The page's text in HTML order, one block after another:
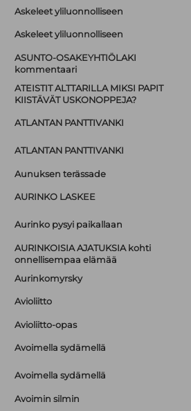
Askeleet yliluonnolliseen
Askeleet yliluonnolliseen
ASUNTO-OSAKEYHTIÖLAKI
kommentaari
ATEISTIT ALTTARILLA MIKSI PAPIT
KIISTÄVÄT USKONOPPEJA?
ATLANTAN PANTTIVANKI
ATLANTAN PANTTIVANKI
Aunuksen terässade
AURINKO LASKEE
Aurinko pysyi paikallaan
AURINKOISIA AJATUKSIA kohti
onnellisempaa elämää
Aurinkomyrsky
Avioliitto
Avioliitto-opas
Avoimella sydämellä
Avoimella sydämellä
Avoimin silmin